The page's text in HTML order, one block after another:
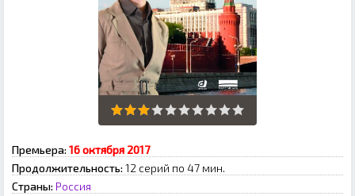
Премьера: 16 октября 2017
Продолжительность: 12 серий по 47 мин.
Страны: Россия